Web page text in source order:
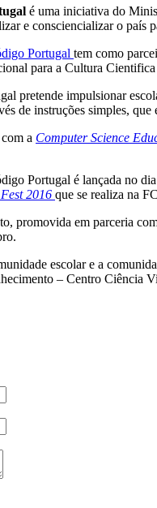
é uma iniciativa do
e consciencializar o país
Portugal tem como
para a Cultura
pretende impulsionar
de instruções simples, que
a Computer Science
Portugal é lançada no
2016 que se realiza na
promovida em parceria
escolar e a
– Centro Ciência